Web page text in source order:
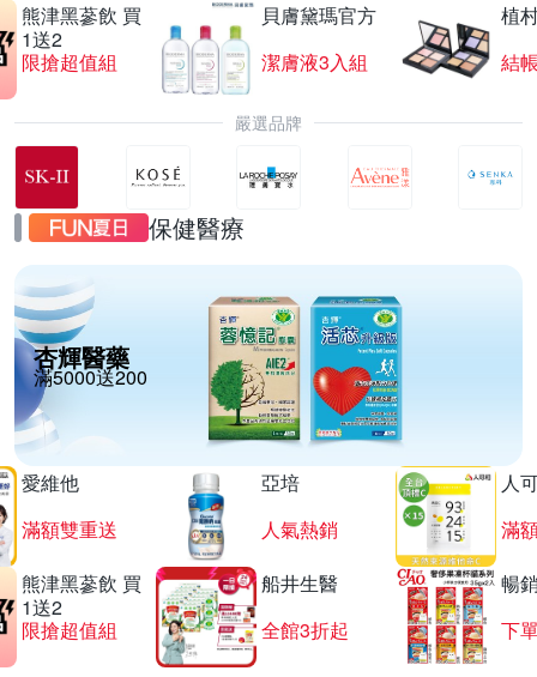
熊津黑蔘飲 買
1送2
限搶超值組
貝膚黛瑪官方
潔膚液3入組
植
結
嚴選品牌
保健醫療
杏輝醫藥
滿5000送200
愛維他
滿額雙重送
亞培
人氣熱銷
人
滿
熊津黑蔘飲 買
1送2
限搶超值組
船井生醫
全館3折起
暢
下